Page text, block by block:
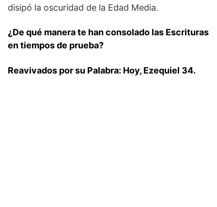
disipó la oscuridad de la Edad Media.
¿De qué manera te han consolado las Escrituras
en tiempos de prueba?
Reavivados por su Palabra: Hoy, Ezequiel 34.